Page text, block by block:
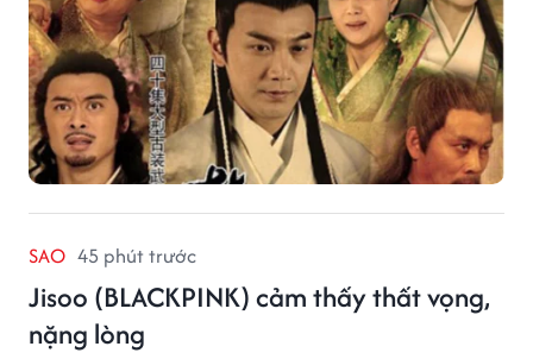
SAO 45 phút trước
Jisoo (BLACKPINK) cảm thấy thất vọng,
nặng lòng